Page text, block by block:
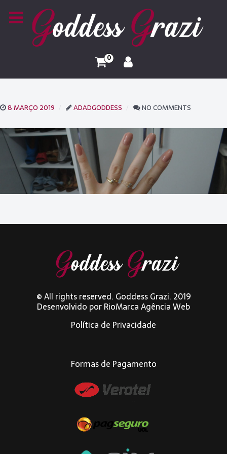
0
8 MARÇO 2019 ADADGODDESS NO COMMENTS
© All rights reserved. Goddess Grazi. 2019
Desenvolvido porRioMarca Agência Web
Política de Privacidade
Formas de Pagamento